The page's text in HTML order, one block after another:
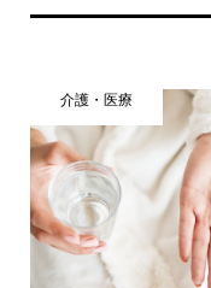
介護・医療